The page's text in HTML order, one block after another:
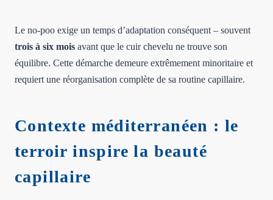
Le no-poo exige un temps d’adaptation conséquent – souvent
trois à six mois avant que le cuir chevelu ne trouve son
équilibre. Cette démarche demeure extrêmement minoritaire et
requiert une réorganisation complète de sa routine capillaire.
Contexte méditerranéen : le
terroir inspire la beauté
capillaire